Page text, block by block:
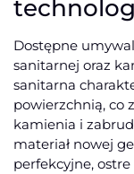
Dostępne
sanitarnej oraz
sanitarna
powierzchnią, co
kamienia i
materiał nowej
perfekcyjne,